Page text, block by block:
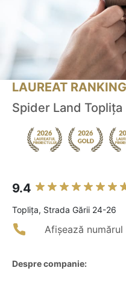
LAUREAT
Spider Land Toplița
9.4
Topliţa, Strada Gării 24-26
Afișează
Despre companie: